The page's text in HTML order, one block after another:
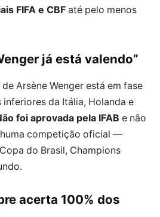
FIFA e CBF até pelo menos
já está valendo”
Arsène Wenger está em fase
da Itália, Holanda e
foi aprovada pela IFAB e não
competição oficial —
do Brasil, Champions
acerta 100% dos